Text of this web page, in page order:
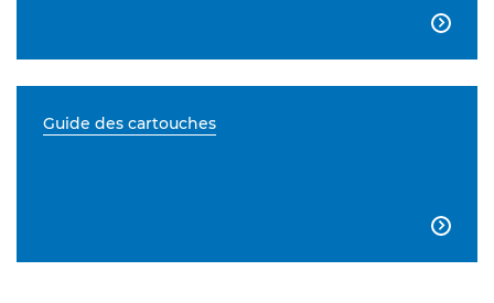

Guide des cartouches
